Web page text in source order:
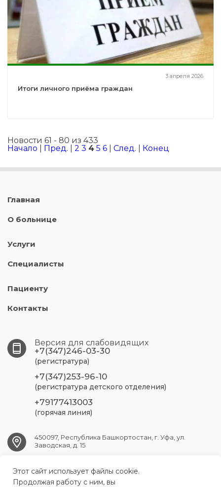
3 апреля 2026
Итоги личного приёма граждан
Новости 61 - 80 из 433
Начало
Пред. 2 3 4 5 6 След. Конец
Главная
О больнице
Услуги
Специалисты
Пациенту
Контакты
Версия для слабовидящих
+7(347)246-03-30
(регистратура)
+7(347)253-96-10
(регистратура детского отделения)
+79177413003
(горячая линия)
450097, Республика Башкортостан, г. Уфа, ул.
Заводская, д. 15
UFA.RSP@doctorrb.ru
Этот сайт использует файлы cookie.
Продолжая работу с ним, вы